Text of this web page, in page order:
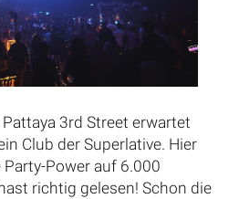
3rd Street erwartet
Club der Superlative. Hier
Power auf 6.000
richtig gelesen! Schon die